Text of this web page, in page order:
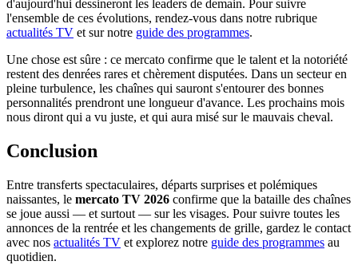
d'aujourd'hui dessineront les leaders de demain. Pour suivre
l'ensemble de ces évolutions, rendez-vous dans notre rubrique
actualités TV et sur notre guide des programmes.
Une chose est sûre : ce mercato confirme que le talent et la notoriété
restent des denrées rares et chèrement disputées. Dans un secteur en
pleine turbulence, les chaînes qui sauront s'entourer des bonnes
personnalités prendront une longueur d'avance. Les prochains mois
nous diront qui a vu juste, et qui aura misé sur le mauvais cheval.
Conclusion
Entre transferts spectaculaires, départs surprises et polémiques
naissantes, le mercato TV 2026 confirme que la bataille des chaînes
se joue aussi — et surtout — sur les visages. Pour suivre toutes les
annonces de la rentrée et les changements de grille, gardez le contact
avec nos actualités TV et explorez notre guide des programmes au
quotidien.